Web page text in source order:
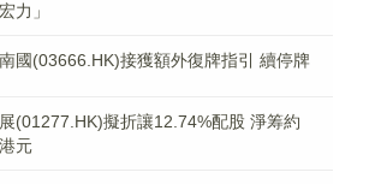
力」
南國(03666.HK)接獲額外復牌指引 續停牌
(01277.HK)擬折讓12.74%配股 淨筹約
元